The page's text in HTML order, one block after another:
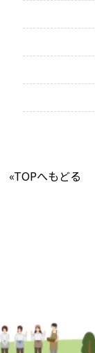
«TOPへもどる